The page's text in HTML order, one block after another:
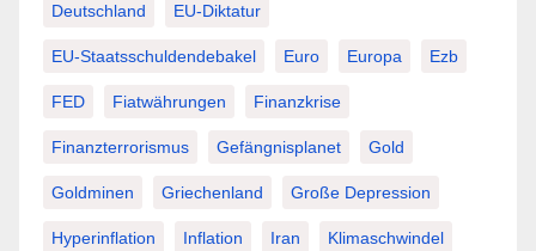
Deutschland EU-Diktatur
EU-Staatsschuldendebakel Euro Europa Ezb
FED Fiatwährungen Finanzkrise
Finanzterrorismus Gefängnisplanet Gold
Goldminen Griechenland Große Depression
Hyperinflation Inflation Iran Klimaschwindel